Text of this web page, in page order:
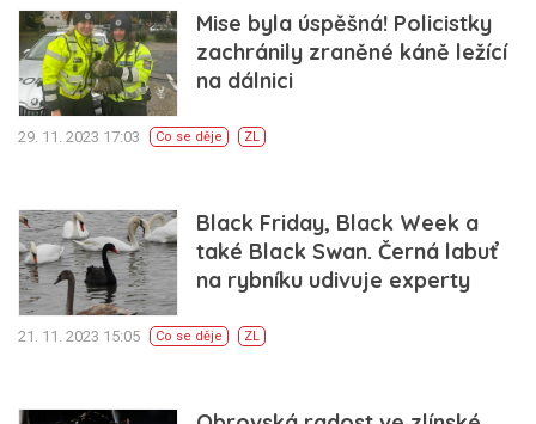
Mise byla úspěšná! Policistky
zachránily zraněné káně ležící
na dálnici
29. 11. 2023 17:03 Co se děje ZL
Black Friday, Black Week a
také Black Swan. Černá labuť
na rybníku udivuje experty
21. 11. 2023 15:05 Co se děje ZL